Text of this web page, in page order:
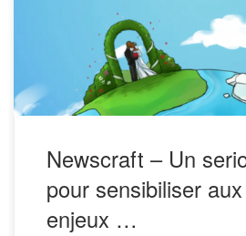
l’information dans une optique
l’information. Un livret pédagogique
Newscraft – Un
pour sensibiliser
enjeux …